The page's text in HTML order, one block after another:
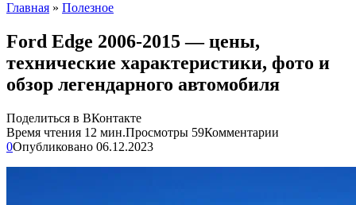
Главная » Полезное
Ford Edge 2006-2015 — цены,
технические характеристики, фото и
обзор легендарного автомобиля
Поделиться в ВКонтакте
Время чтения 12 мин.Просмотры 59Комментарии
0Опубликовано 06.12.2023